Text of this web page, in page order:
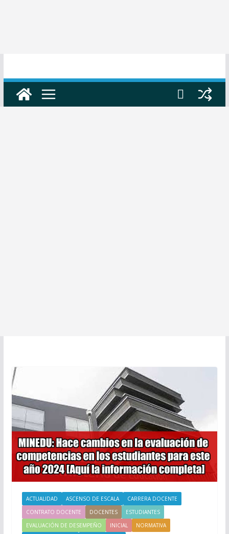
ACTUALIDAD ASCENSO DE ESCALA
CARRERA DOCENTE
CONTRATO DOCENTE
DOCENTES
ESTUDIANTES
EVALUACIÓN DE DESEMPEÑO
INICIAL
NORMATIVA